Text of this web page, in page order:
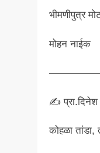
भीमणीपुत्र
मोहन नाईक
✍ प्रा.दिनेश
कोहळा तांडा,